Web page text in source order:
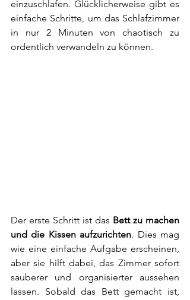
einzuschlafen. Glücklicherweise gibt es
einfache Schritte, um das Schlafzimmer
in nur 2 Minuten von chaotisch zu
ordentlich verwandeln zu können.
Der erste Schritt ist das Bett zu machen
und die Kissen aufzurichten. Dies mag
wie eine einfache Aufgabe erscheinen,
aber sie hilft dabei, das Zimmer sofort
sauberer und organisierter aussehen
lassen. Sobald das Bett gemacht ist,